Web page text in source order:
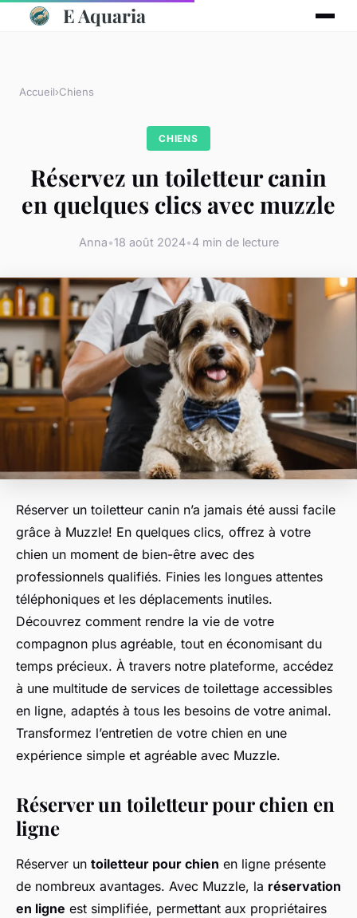
E Aquaria
Accueil›Chiens
CHIENS
Réservez un toiletteur canin
en quelques clics avec muzzle
Anna•18 août 2024•4 min de lecture
Réserver un toiletteur canin n’a jamais été aussi facile
grâce à Muzzle! En quelques clics, offrez à votre
chien un moment de bien-être avec des
professionnels qualifiés. Finies les longues attentes
téléphoniques et les déplacements inutiles.
Découvrez comment rendre la vie de votre
compagnon plus agréable, tout en économisant du
temps précieux. À travers notre plateforme, accédez
à une multitude de services de toilettage accessibles
en ligne, adaptés à tous les besoins de votre animal.
Transformez l’entretien de votre chien en une
expérience simple et agréable avec Muzzle.
Réserver un toiletteur pour chien en
ligne
Réserver un toiletteur pour chien en ligne présente
de nombreux avantages. Avec Muzzle, la réservation
en ligne est simplifiée, permettant aux propriétaires